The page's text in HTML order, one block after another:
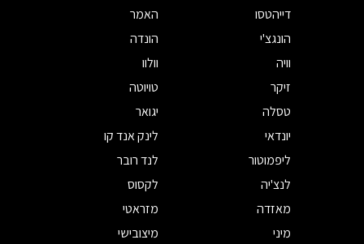
דייהטסו
האמר
הונגצ'י
הונדה
וויה
וולוו
זיקר
טויוטה
טסלה
יגואר
יונדאי
לינק אנד קו
ליפמוטור
לנד רובר
לנצ'יה
לקסוס
מאזדה
מזראטי
מיני
מיצובישי